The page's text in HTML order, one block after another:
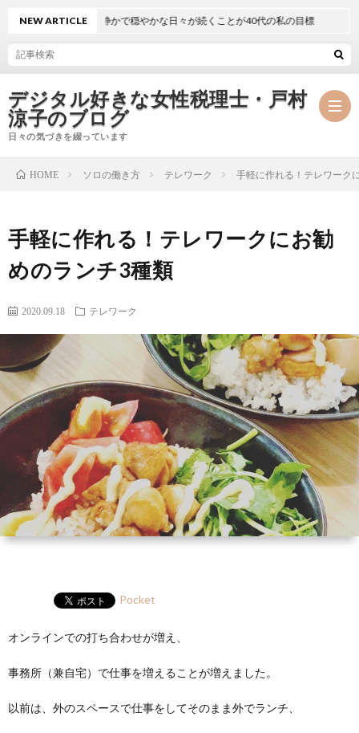
デジタル好きな女性税理士・戸村
涼子のブログ
日々の気づきを綴っています
ー
ル
HP
マ
ガ
筆
セ
ミ
ナ
講
NEW ARTICLE
静かで穏やかな日々が続くことが40代の私の目標
HOME ソロの働き方 テレワーク 手軽に作れる！テレワーク
手軽に作れる！テレワークにお勧
めのランチ3種類
2020.09.18 テレワーク
Pocket
オンラインでの打ち合わせが増え、
事務所（兼自宅）で仕事を増えることが増えました。
以前は、外のスペースで仕事をしてそのまま外でランチ、